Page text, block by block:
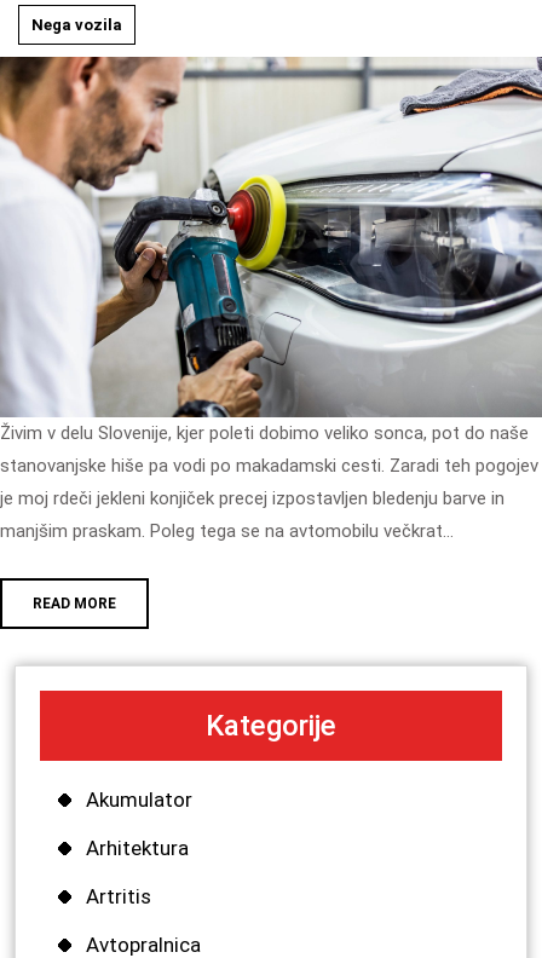
Nega vozila
Živim v delu Slovenije, kjer poleti dobimo veliko sonca, pot do naše
stanovanjske hiše pa vodi po makadamski cesti. Zaradi teh pogojev
je moj rdeči jekleni konjiček precej izpostavljen bledenju barve in
manjšim praskam. Poleg tega se na avtomobilu večkrat…
READ MORE
Kategorije
Akumulator
Arhitektura
Artritis
Avtopralnica